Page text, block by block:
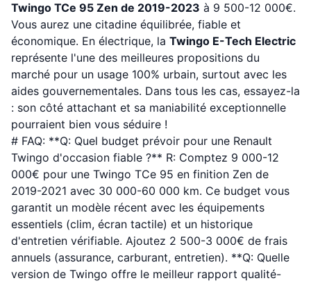
Twingo TCe 95 Zen de 2019-2023 à 9 500-12 000€.
Vous aurez une citadine équilibrée, fiable et
économique. En électrique, la Twingo E-Tech Electric
représente l'une des meilleures propositions du
marché pour un usage 100% urbain, surtout avec les
aides gouvernementales. Dans tous les cas, essayez-la
: son côté attachant et sa maniabilité exceptionnelle
pourraient bien vous séduire !
# FAQ: **Q: Quel budget prévoir pour une Renault
Twingo d'occasion fiable ?** R: Comptez 9 000-12
000€ pour une Twingo TCe 95 en finition Zen de
2019-2021 avec 30 000-60 000 km. Ce budget vous
garantit un modèle récent avec les équipements
essentiels (clim, écran tactile) et un historique
d'entretien vérifiable. Ajoutez 2 500-3 000€ de frais
annuels (assurance, carburant, entretien). **Q: Quelle
version de Twingo offre le meilleur rapport qualité-